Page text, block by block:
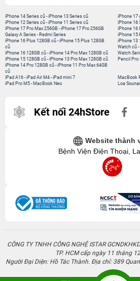
iPhone 14 Series cũ -iPhone 13 Series cũ
iPhone 12 Series cũ -iPhone 11 Series cũ
iPhone 17 Pro Max 256GB -iPhone 17 Pro 256GB
Galaxy A Series - Redmi Series
iPhone 17
iPhone 16
iPhone 16
iPhone 15
iPhone 16 Plus 128GB cũ -iPhone 15 Plus 128GB
cũ
iPhone 16 128GB cũ -iPhone 14 Pro Max 128GB cũ
iPhone 15 128GB cũ -iPhone 13 Pro Max 128GB cũ
iPhone 14 Pro 128GB cũ -iPhone 11 Pro Max 64GB
cũ
iPhone 13
Watch cũ-
Watch
Pencil Pro
iPad A16 -iPad Air M4 -iPad mini 7
iPad Pro M5 - MacBook Neo
MacBook
Loa
Kết nối 24hStore
Website thành
Bệnh Viện Điện Thoại,
CÔNG TY TNHH CÔNG NGHỆ ISTAR
TP. HCM cấp ngày 11 tháng
Người Đại Diện: Hồ Tác Thành. Địa chỉ: 389